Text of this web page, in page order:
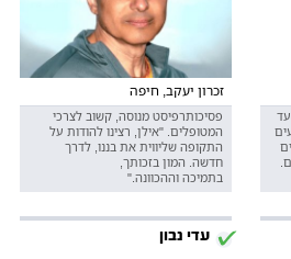
זכרון יעקב, חיפה
פסיכותרפיסט מנוסה, קשוב לצרכי
המטופלים. "אילן, רצינו להודות על
התקופה שליווית את בננו, לדרך
חדשה. המון בזכותך,
בתמיכה וההכוונה."
עדי נבון